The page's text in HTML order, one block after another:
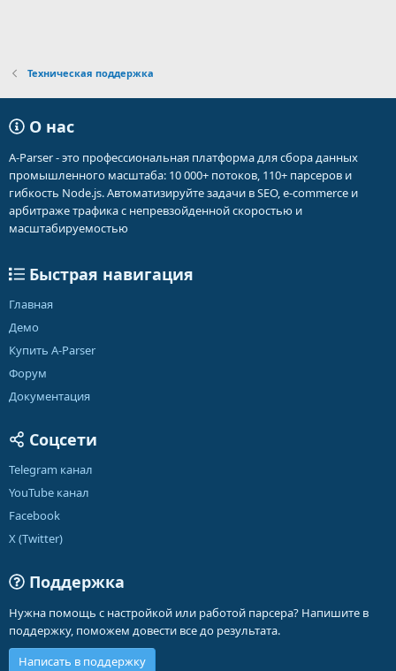
Техническая поддержка
О нас
A-Parser - это профессиональная платформа для сбора данных
промышленного масштаба: 10 000+ потоков, 110+ парсеров и
гибкость Node.js. Автоматизируйте задачи в SEO, e-commerce и
арбитраже трафика с непревзойденной скоростью и
масштабируемостью
Быстрая навигация
Главная
Демо
Купить A-Parser
Форум
Документация
Соцсети
Telegram канал
YouTube канал
Facebook
X (Twitter)
Поддержка
Нужна помощь с настройкой или работой парсера? Напишите в
поддержку, поможем довести все до результата.
Написать в поддержку